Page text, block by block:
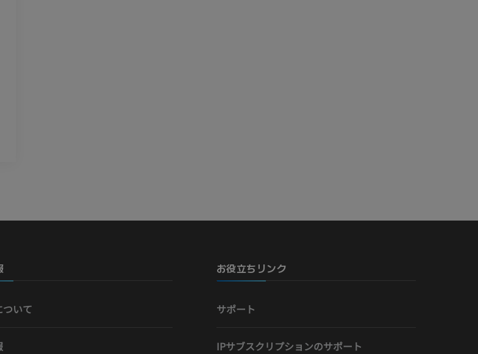
いて
お役立ちリンク
サポート
IPサブスクリプションのサポート